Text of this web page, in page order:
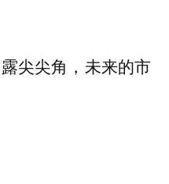
尖尖角，未来的市